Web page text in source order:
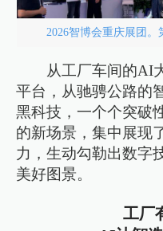
2026智博会重庆展团
从工厂车间的AI
平台，从驰骋公路的
黑科技，一个个突破
的新场景，集中展现
力，生动勾勒出数字
美好图景。
工厂